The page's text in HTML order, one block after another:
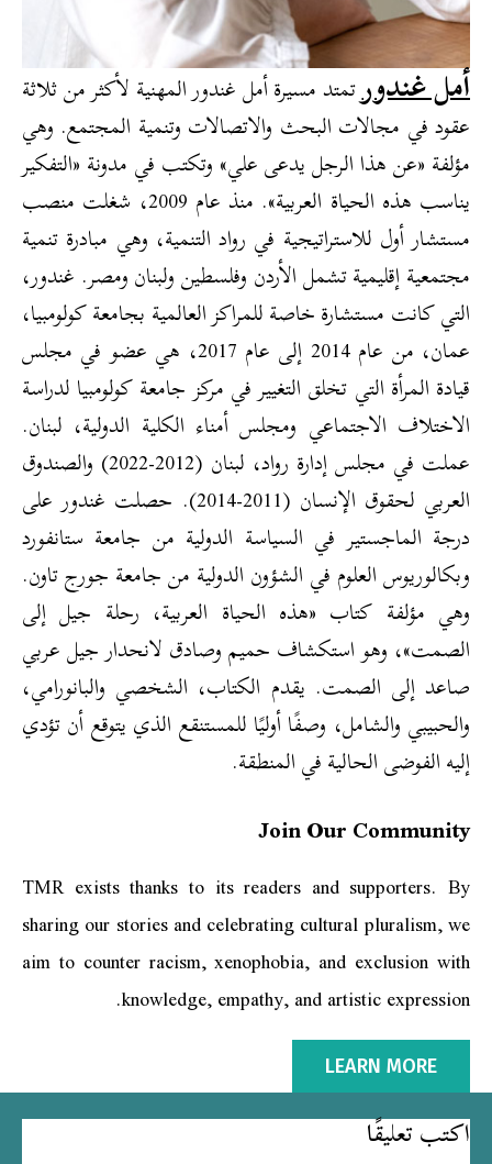
أمل غندورتمتد مسيرة أمل غندور المهنية لأكثر من ثلاثة
عقود في مجالات البحث والاتصالات وتنمية المجتمع. وهي
مؤلفة «عن هذا الرجل يدعى علي» وتكتب في مدونة «التفكير
يناسب هذه الحياة العربية». منذ عام 2009، شغلت منصب
مستشار أول للاستراتيجية في رواد التنمية، وهي مبادرة تنمية
مجتمعية إقليمية تشمل الأردن وفلسطين ولبنان ومصر. غندور،
التي كانت مستشارة خاصة للمراكز العالمية بجامعة كولومبيا،
عمان، من عام 2014 إلى عام 2017، هي عضو في مجلس
قيادة المرأة التي تخلق التغيير في مركز جامعة كولومبيا لدراسة
الاختلاف الاجتماعي ومجلس أمناء الكلية الدولية، لبنان.
عملت في مجلس إدارة رواد، لبنان (2012-2022) والصندوق
العربي لحقوق الإنسان (2011-2014). حصلت غندور على
درجة الماجستير في السياسة الدولية من جامعة ستانفورد
وبكالوريوس العلوم في الشؤون الدولية من جامعة جورج تاون.
وهي مؤلفة كتاب «هذه الحياة العربية، رحلة جيل إلى
الصمت»، وهو استكشاف حميم وصادق لانحدار جيل عربي
صاعد إلى الصمت. يقدم الكتاب، الشخصي والبانورامي،
والحبيبي والشامل، وصفًا أوليًا للمستنقع الذي يتوقع أن تؤدي
إليه الفوضى الحالية في المنطقة.
Join Our Community
TMR exists thanks to its readers and supporters. By
sharing our stories and celebrating cultural pluralism, we
aim to counter racism, xenophobia, and exclusion with
knowledge, empathy, and artistic expression.
LEARN MORE
اكتب تعليقًا